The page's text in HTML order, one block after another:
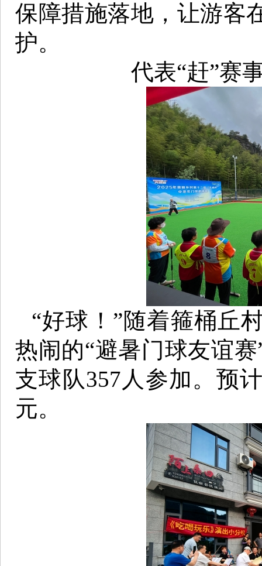
保障措施落地，让游客
护。
代表“赶”赛
“好球！”随着箍桶丘
热闹的“避暑门球友谊
支球队357人参加。预
元。